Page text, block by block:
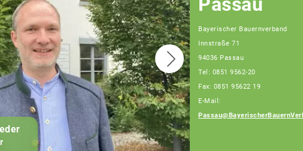
Passau
Bayerischer Bauernverband
Innstraße 71
94036 Passau
Tel: 0851 9562-20
Fax: 0851 95622 19
E-Mail: